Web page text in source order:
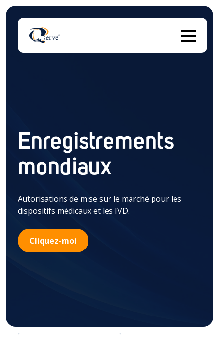
Enregistrements
mondiaux
Autorisations de mise sur le marché pour les
dispositifs médicaux et les IVD.
Cliquez-moi